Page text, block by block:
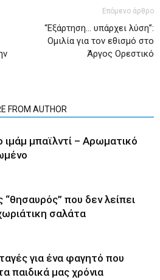
Επόμενο άρθρο
“Εξάρτηση… υπάρχει λύση”:
Ομιλία για τον εθισμό στο
Άργος Ορεστικό
FROM AUTHOR
ιμάμ μπαϊλντί – Αρωματικό
“θησαυρός” που δεν λείπει
σαλάτα
για ένα φαγητό που
παιδικά μας χρόνια